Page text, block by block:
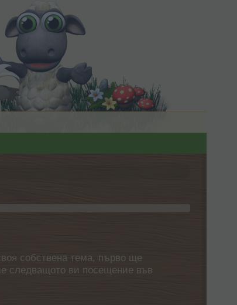
собствена тема, първо ще
следващото ви посещение във